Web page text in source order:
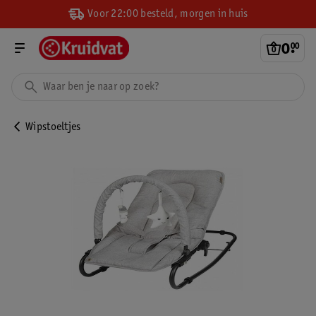
Voor 22:00 besteld, morgen in huis
0.
00
Wipstoeltjes